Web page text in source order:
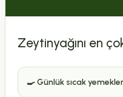
Zeytinyağını en
🍳 Günlük sıcak